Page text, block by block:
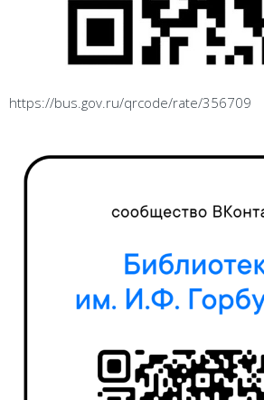
https://bus.gov.ru/qrcode/rate/356709